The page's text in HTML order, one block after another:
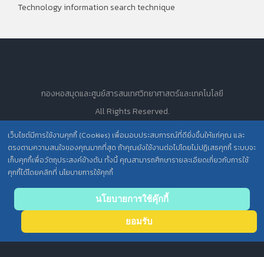
Technology information search technique
เว็บไซต์มีการใช้งานคุกกี้ (Cookies) เพื่อมอบประสบการณ์ที่ดียิ่งขึ้นให้แก่คุณ และ
ตรงตามความสนใจของคุณมากที่สุด ถ้าคุณยังใช้งานต่อไปโดยไม่ปฏิเสธคุกกี้ ระบบจะ
เก็บคุกกี้เพื่อวัตถุประสงค์ข้างต้น ทั้งนี้ คุณสามารถศึกษารายละเอียดเกี่ยวกับการใช้
คุกกี้ได้โดยคลิกที่ นโยบายการใช้คุกกี้
นโยบายการใช้คุ๊กกี้
ยอมรับ
กองหอสมุดและศูนย์สารสนเทศวิทยาศาสตร์และเทคโนโลยี
All Rights Reserved.
นโยบายการคุ้มครองข้อมูลส่วนบุคคล วศ. /
ประกาศความเป็นส่วนตัว (Privacy Notice) สำหรับการบริการสารสนเทศ
to top